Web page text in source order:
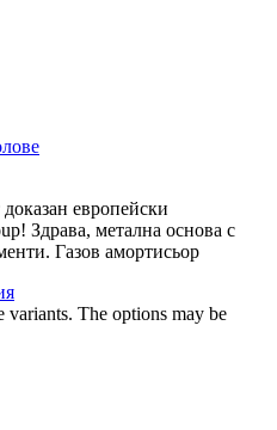
европейски
Здрава, метална основа с
Газов амортисьор
variants. The options may be